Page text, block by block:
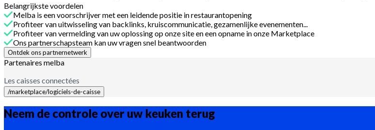
Belangrijkste voordelen
Melba is een voorschrijver met een leidende positie in restaurantopening
Profiteer van uitwisseling van backlinks, kruiscommunicatie, gezamenlijke evenementen...
Profiteer van vermelding van uw oplossing op onze site en een opname in onze Marketplace
Ons partnerschapsteam kan uw vragen snel beantwoorden
Ontdek ons partnernetwerk
Partenaires melba
Les caisses connectées
/marketplace/logiciels-de-caisse
Neem de controle over uw keuken terug